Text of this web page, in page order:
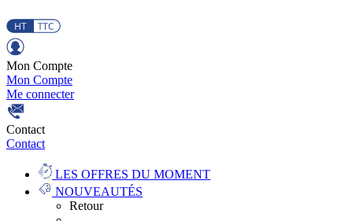
Mon Compte
Mon Compte
Me connecter
Contact
Contact
LES OFFRES DU MOMENT
NOUVEAUTÉS
Retour